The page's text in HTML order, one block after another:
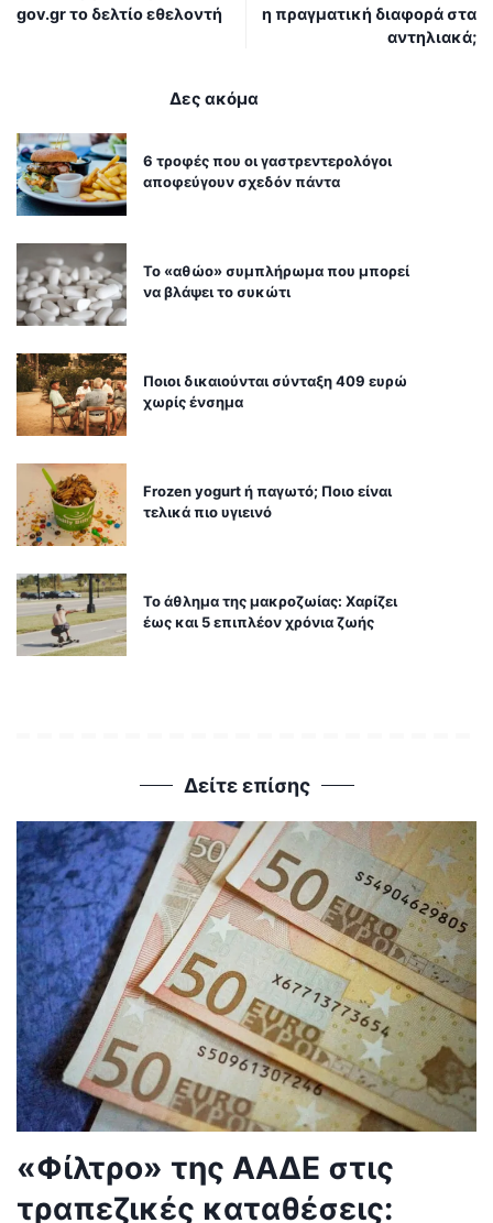
gov.gr το δελτίο εθελοντή
η πραγματική διαφορά στα
αντηλιακά;
Δες ακόμα
6 τροφές που οι γαστρεντερολόγοι
αποφεύγουν σχεδόν πάντα
Το «αθώο» συμπλήρωμα που μπορεί
να βλάψει το συκώτι
Ποιοι δικαιούνται σύνταξη 409 ευρώ
χωρίς ένσημα
Frozen yogurt ή παγωτό; Ποιο είναι
τελικά πιο υγιεινό
Το άθλημα της μακροζωίας: Χαρίζει
έως και 5 επιπλέον χρόνια ζωής
Δείτε επίσης
«Φίλτρο» της ΑΑΔΕ στις
τραπεζικές καταθέσεις: